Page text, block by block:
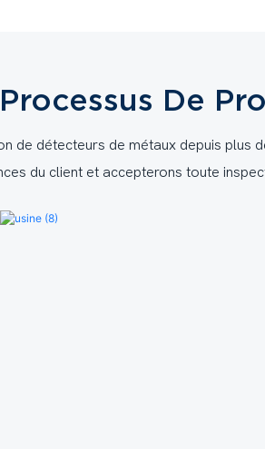
Processus De
de détecteurs de métaux depuis plus
du client et accepterons toute